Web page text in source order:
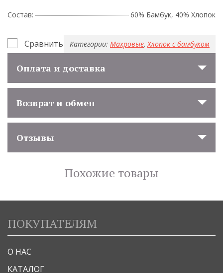
Состав: 60% Бамбук, 40% Хлопок
Сравнить Категории: Махровые, Хлопок с бамбуком
Оплата и доставка
Возврат и обмен
Отзывы
Похожие товары
ПОКУПАТЕЛЯМ
О НАС
КАТАЛОГ